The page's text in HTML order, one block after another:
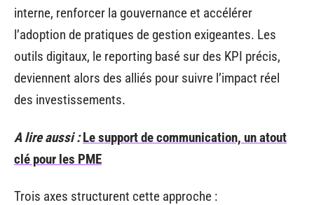
interne, renforcer la gouvernance et accélérer
l’adoption de pratiques de gestion exigeantes. Les
outils digitaux, le reporting basé sur des KPI précis,
deviennent alors des alliés pour suivre l’impact réel
des investissements.
A lire aussi : Le support de communication, un atout
clé pour les PME
Trois axes structurent cette approche :